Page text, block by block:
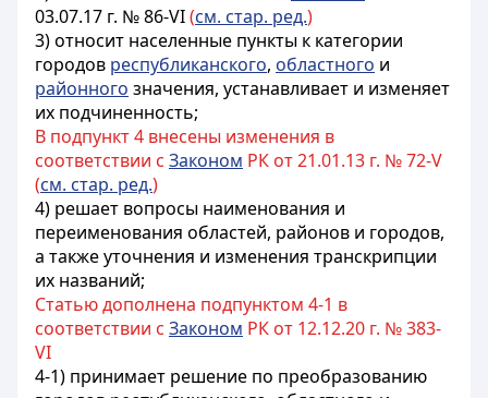
03.07.17 г. № 86-VI(см. стар. ред.)
3) относит населенные пункты к категории
городов республиканского, областного и
районного значения, устанавливает и изменяет
их подчиненность;
В подпункт 4 внесены изменения в
соответствии с Законом РК от 21.01.13 г. № 72-V
(см. стар. ред.)
4) решает вопросы наименования и
переименования областей, районов и городов,
а такжеуточнения и изменения транскрипции
их названий;
Статью дополнена подпунктом 4-1 в
соответствии с Законом РК от 12.12.20 г. № 383-
VI
4-1) принимает решение по преобразованию